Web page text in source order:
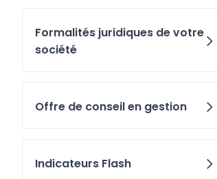
Formalités juridiques de votre
société
Offre de conseil en gestion
Indicateurs Flash